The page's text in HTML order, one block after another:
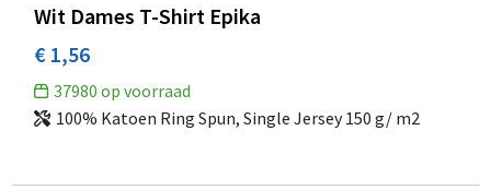
Wit Dames T-Shirt Epika
€ 1,56
37980 op voorraad
100% Katoen Ring Spun, Single Jersey 150 g/ m2